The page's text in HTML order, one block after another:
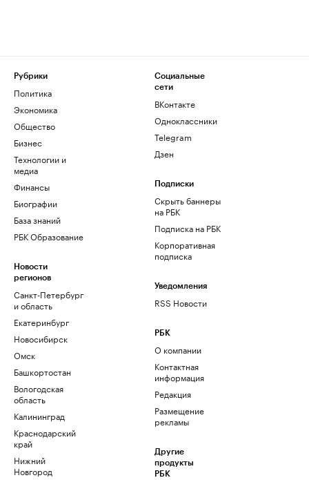
Рубрики
Политика
Экономика
Общество
Бизнес
Технологии и
медиа
Финансы
Биографии
База знаний
РБК Образование
Новости
регионов
Санкт-Петербург
и область
Екатеринбург
Новосибирск
Омск
Башкортостан
Вологодская
область
Калининград
Краснодарский
край
Нижний
Новгород
Социальные
сети
ВКонтакте
Одноклассники
Telegram
Дзен
Подписки
Скрыть баннеры
на РБК
Подписка на РБК
Корпоративная
подписка
Уведомления
RSS Новости
РБК
О компании
Контактная
информация
Редакция
Размещение
рекламы
Другие
продукты
РБК